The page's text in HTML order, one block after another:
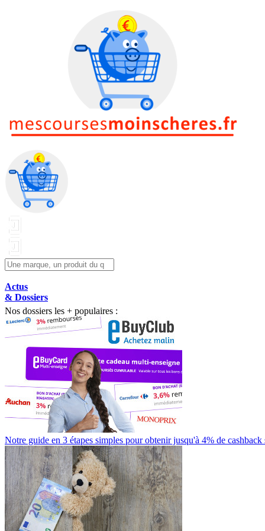
Actus
& Dossiers
Nos dossiers les + populaires :
Notre guide en 3 étapes simples pour obtenir jusqu'à 4% de